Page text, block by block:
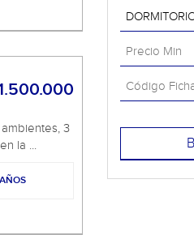
ambientes, 3
la ...